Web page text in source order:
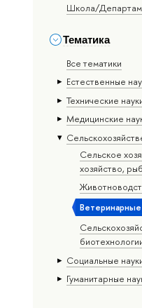
Школа/
Тематика
Все тематики
Естественные
Тех­ничес­кие
Медицинские
Сельское
хозяйство,
Ветеринарные
Социальные
Гуманитарные